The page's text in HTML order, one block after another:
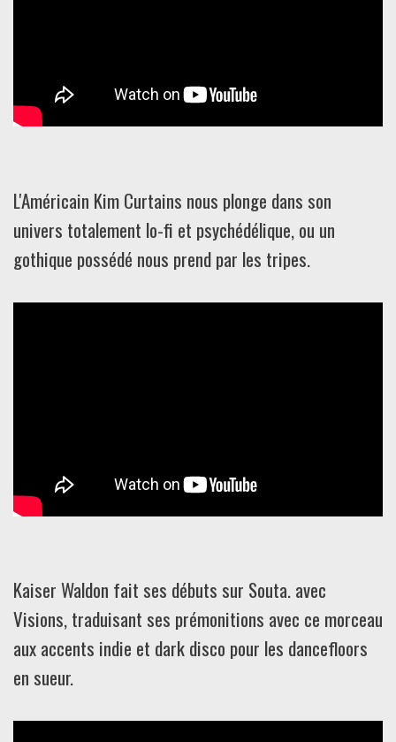
L'Américain Kim Curtains nous plonge dans son
univers totalement lo-fi et psychédélique, ou un
gothique possédé nous prend par les tripes.
Kaiser Waldon fait ses débuts sur Souta. avec
Visions, traduisant ses prémonitions avec ce morceau
aux accents indie et dark disco pour les dancefloors
en sueur.